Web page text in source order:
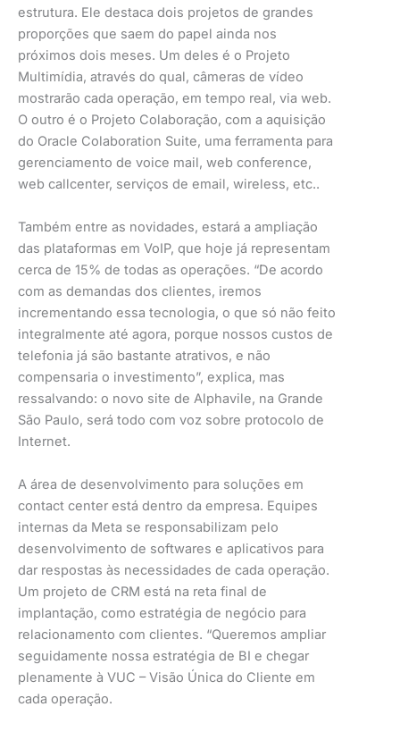
estrutura. Ele destaca dois projetos de grandes
proporções que saem do papel ainda nos
próximos dois meses. Um deles é o Projeto
Multimídia, através do qual, câmeras de vídeo
mostrarão cada operação, em tempo real, via web.
O outro é o Projeto Colaboração, com a aquisição
do Oracle Colaboration Suite, uma ferramenta para
gerenciamento de voice mail, web conference,
web callcenter, serviços de email, wireless, etc..
Também entre as novidades, estará a ampliação
das plataformas em VoIP, que hoje já representam
cerca de 15% de todas as operações. “De acordo
com as demandas dos clientes, iremos
incrementando essa tecnologia, o que só não feito
integralmente até agora, porque nossos custos de
telefonia já são bastante atrativos, e não
compensaria o investimento”, explica, mas
ressalvando: o novo site de Alphavile, na Grande
São Paulo, será todo com voz sobre protocolo de
Internet.
A área de desenvolvimento para soluções em
contact center está dentro da empresa. Equipes
internas da Meta se responsabilizam pelo
desenvolvimento de softwares e aplicativos para
dar respostas às necessidades de cada operação.
Um projeto de CRM está na reta final de
implantação, como estratégia de negócio para
relacionamento com clientes. “Queremos ampliar
seguidamente nossa estratégia de BI e chegar
plenamente à VUC – Visão Única do Cliente em
cada operação.